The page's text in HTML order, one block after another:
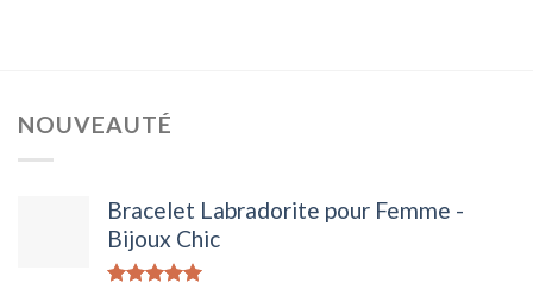
NOUVEAUTÉ
Bracelet Labradorite pour Femme -
Bijoux Chic